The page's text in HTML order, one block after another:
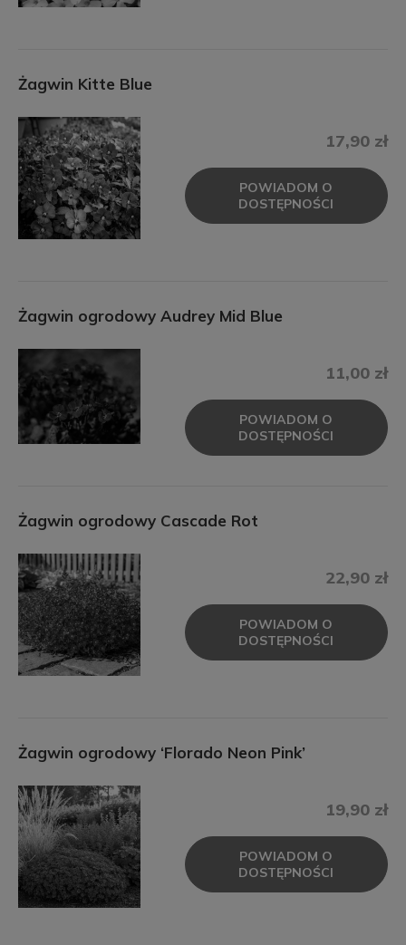
Żagwin Kitte Blue
17,90 zł
POWIADOM O
DOSTĘPNOŚCI
Żagwin ogrodowy Audrey Mid Blue
11,00 zł
POWIADOM O
DOSTĘPNOŚCI
Żagwin ogrodowy Cascade Rot
22,90 zł
POWIADOM O
DOSTĘPNOŚCI
Żagwin ogrodowy ‘Florado Neon Pink’
19,90 zł
POWIADOM O
DOSTĘPNOŚCI